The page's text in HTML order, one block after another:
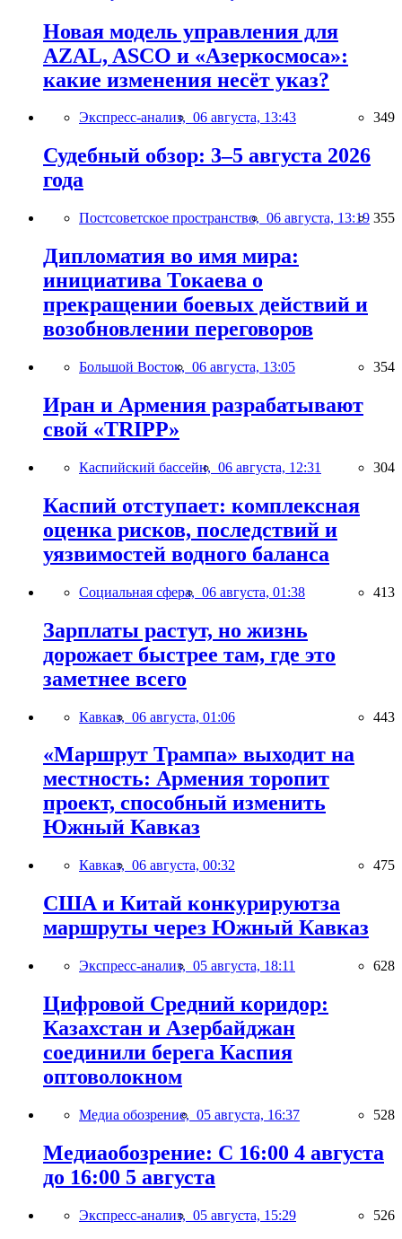
Новая модель управления для
AZAL, ASCO и «Азеркосмоса»:
какие изменения несёт указ?
Экспресс-анализ, 06 августа, 13:43 349
Судебный обзор: 3–5 августа 2026
года
Постсоветское пространство, 06 августа, 13:19 355
Дипломатия во имя мира:
инициатива Токаева о
прекращении боевых действий и
возобновлении переговоров
Большой Восток, 06 августа, 13:05 354
Иран и Армения разрабатывают
свой «TRIPP»
Каспийский бассейн, 06 августа, 12:31 304
Каспий отступает: комплексная
оценка рисков, последствий и
уязвимостей водного баланса
Социальная сфера, 06 августа, 01:38 413
Зарплаты растут, но жизнь
дорожает быстрее там, где это
заметнее всего
Кавказ, 06 августа, 01:06 443
«Маршрут Трампа» выходит на
местность: Армения торопит
проект, способный изменить
Южный Кавказ
Кавказ, 06 августа, 00:32 475
США и Китай конкурируютза
маршруты через Южный Кавказ
Экспресс-анализ, 05 августа, 18:11 628
Цифровой Средний коридор:
Казахстан и Азербайджан
соединили берега Каспия
оптоволокном
Медиа обозрение, 05 августа, 16:37 528
Медиаобозрение: С 16:00 4 августа
до 16:00 5 августа
Экспресс-анализ, 05 августа, 15:29 526